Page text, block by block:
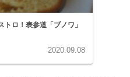
ロ！表参道「ブノワ」
2020.09.08